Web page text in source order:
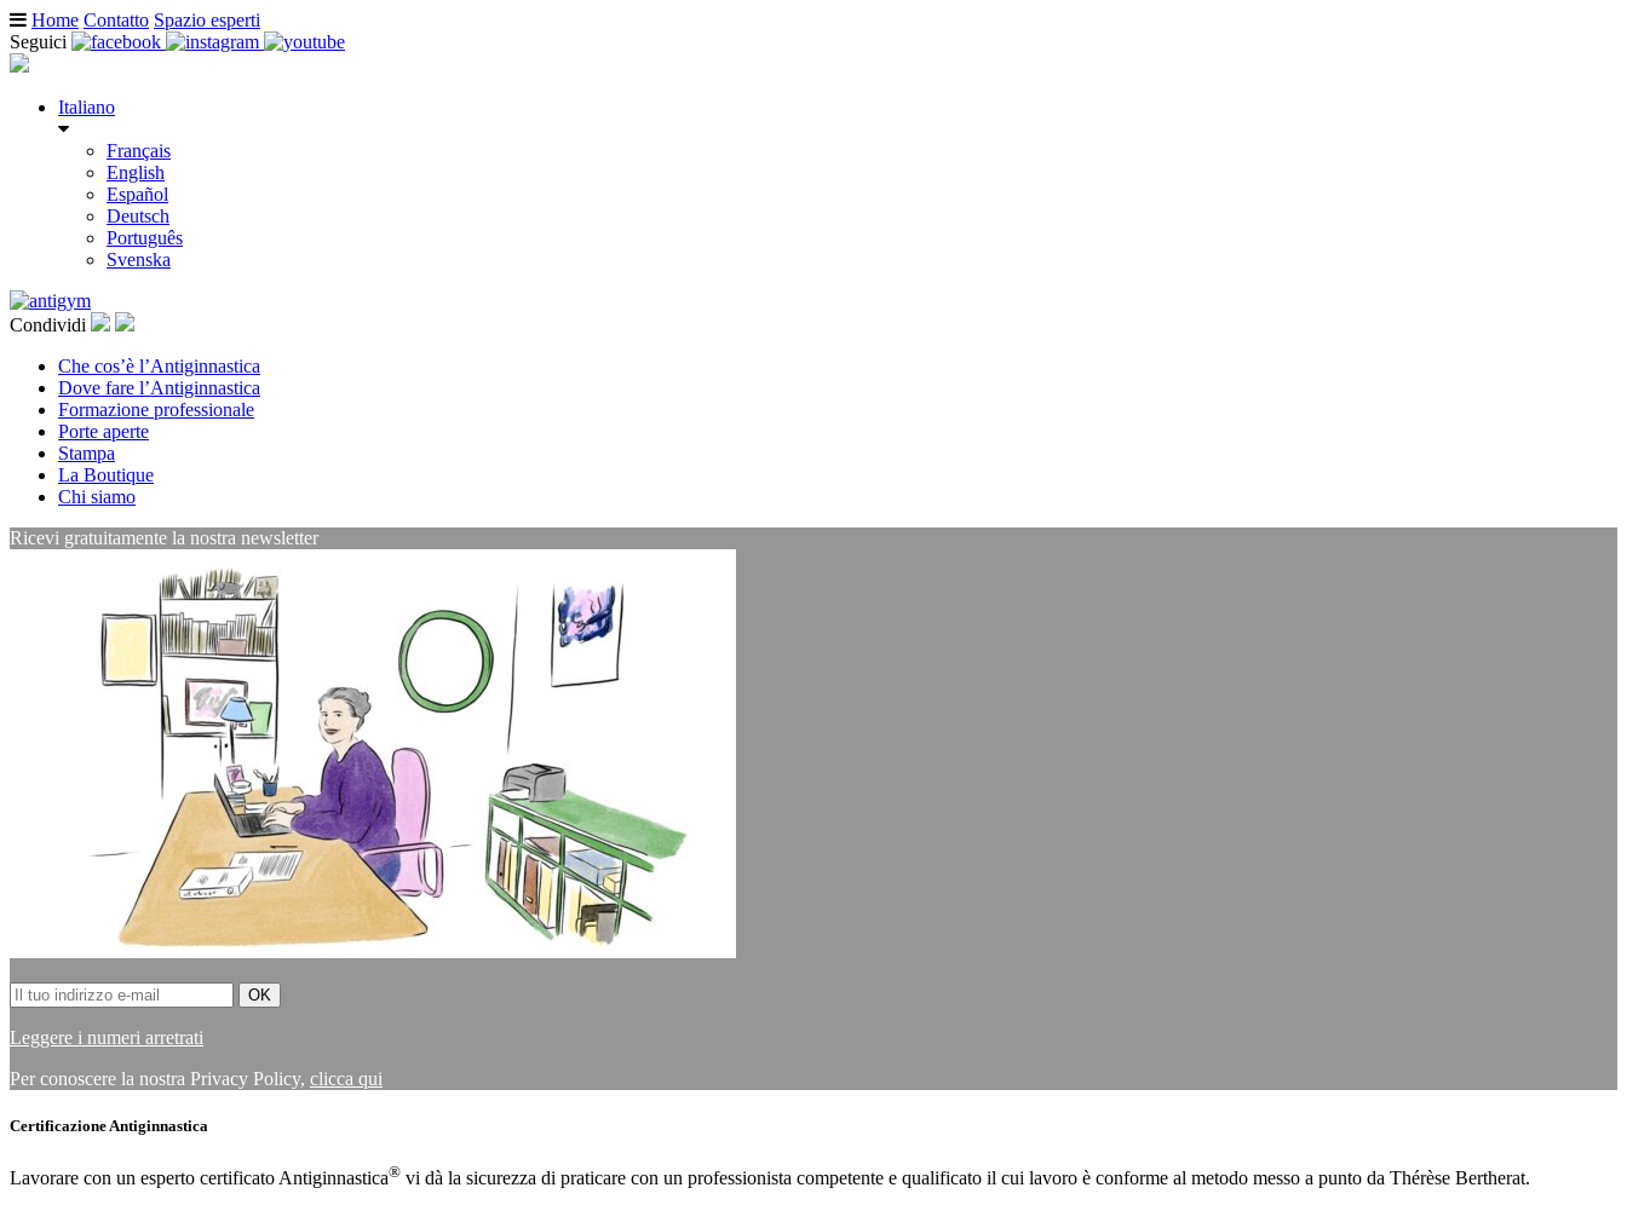
Home Contatto Spazio esperti
Seguici
Italiano
Français
English
Español
Deutsch
Português
Svenska
Condividi
Che cos’è l’Antiginnastica
Dove fare l’Antiginnastica
Formazione professionale
Porte aperte
Stampa
La Boutique
Chi siamo
Ricevi gratuitamente la nostra newsletter
Leggere i numeri arretrati
Per conoscere la nostra Privacy Policy, clicca qui
Certificazione Antiginnastica
Lavorare con un esperto certificato Antiginnastica® vi dà la sicurezza di praticare con un professionista competente e qualificato il cui lavoro è conforme al metodo messo a punto da Thérèse Bertherat.